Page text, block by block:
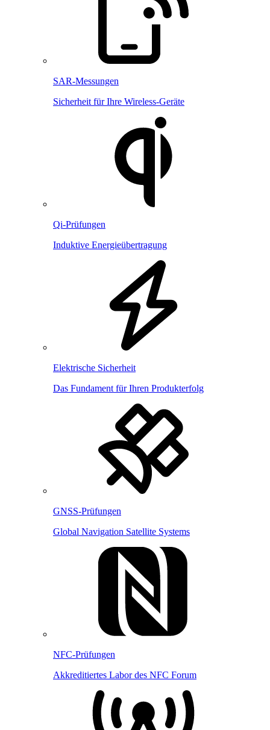
SAR-Messungen
Sicherheit für Ihre Wireless-Geräte
Qi-Prüfungen
Induktive Energieübertragung
Elektrische Sicherheit
Das Fundament für Ihren Produkterfolg
GNSS-Prüfungen
Global Navigation Satellite Systems
NFC-Prüfungen
Akkreditiertes Labor des NFC Forum